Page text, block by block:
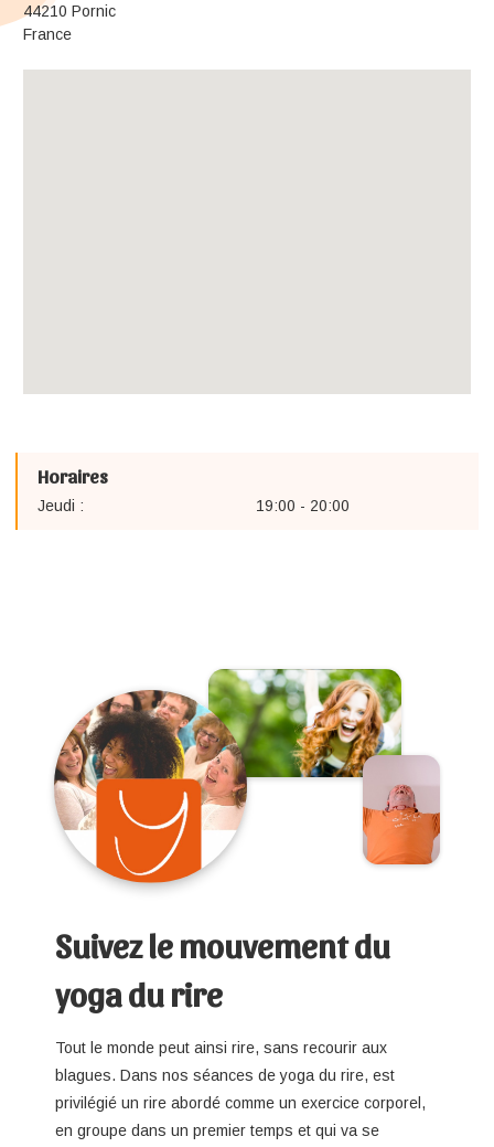
44210 Pornic
France
Horaires
Jeudi : 19:00 - 20:00
Suivez le mouvement du
yoga du rire
Tout le monde peut ainsi rire, sans recourir aux
blagues. Dans nos séances de yoga du rire, est
privilégié un rire abordé comme un exercice corporel,
en groupe dans un premier temps et qui va se